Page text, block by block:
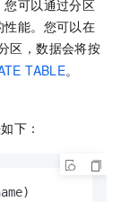
可以通过分区
能。您可以在
区，数据会将按
TABLE。
下：